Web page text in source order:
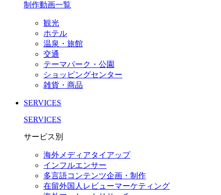
制作動画一覧
観光
ホテル
温泉・旅館
交通
テーマパーク・公園
ショッピングセンター
雑貨・商品
SERVICES
SERVICES
サービス別
海外メディアタイアップ
インフルエンサー
多言語コンテンツ企画・制作
在留外国⼈レビューマーケティング